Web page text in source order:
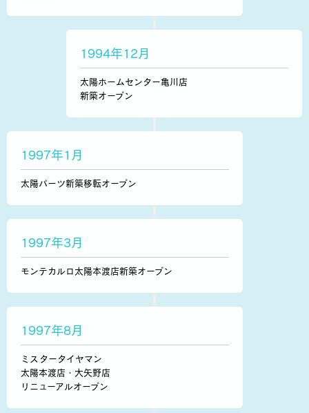
1994年12月
太陽ホームセンター亀川店
新築オープン
1997年1月
太陽パーツ新築移転オープン
1997年3月
モンテカルロ太陽本渡店新築オープン
1997年8月
ミスタータイヤマン
太陽本渡店・大矢野店
リニューアルオープン